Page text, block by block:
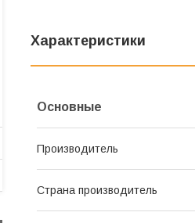
Характеристики
Основные
Производитель
Страна производитель